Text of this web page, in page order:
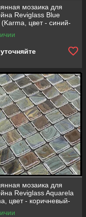
мозаика для
Reviglass Blue
цвет - синий-
мозаика для
Reviglass Aquarela
цвет - коричневый-